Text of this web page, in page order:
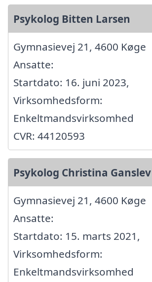
Psykolog Bitten Larsen
Gymnasievej 21, 4600 Køge
Ansatte:
Startdato: 16. juni 2023,
Virksomhedsform:
Enkeltmandsvirksomhed
CVR: 44120593
Psykolog Christina Ganslev
Gymnasievej 21, 4600 Køge
Ansatte:
Startdato: 15. marts 2021,
Virksomhedsform:
Enkeltmandsvirksomhed